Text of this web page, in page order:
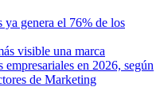
genera el 76% de los
visible una marca
en 2026, según
de Marketing